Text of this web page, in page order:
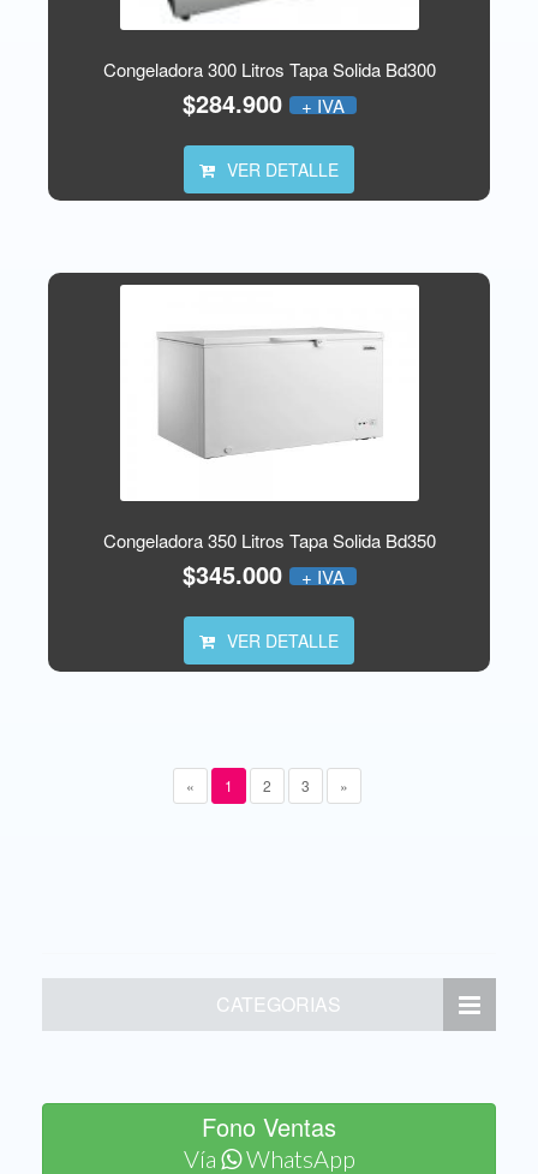
Congeladora 300 Litros Tapa Solida Bd300
$284.900 + IVA
VER DETALLE
Congeladora 350 Litros Tapa Solida Bd350
$345.000 + IVA
VER DETALLE
« 1 2 3 »
CATEGORIAS
Fono Ventas
Vía WhatsApp